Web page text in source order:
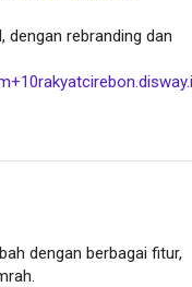
dengan rebranding dan
+10
dengan berbagai fitur,